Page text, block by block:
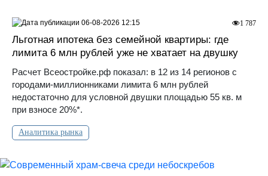
Льготная ипотека без семейной квартиры: где
лимита 6 млн рублей уже не хватает на двушку
Расчет Всеостройке.рф показал: в 12 из 14 регионов с
городами-миллионниками лимита 6 млн рублей
недостаточно для условной двушки площадью 55 кв. м
при взносе 20%*.
Аналитика рынка
1 787
06-08-2026 12:15